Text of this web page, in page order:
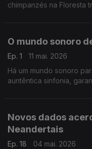
chimpanzés na Floresta
O mundo sonoro
Ep. 1
11 mai. 2026
Há um mundo sonoro
auntêntica sinfonia,
Novos dados
Neandertais
Ep. 18
04 mai. 2026